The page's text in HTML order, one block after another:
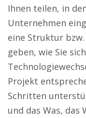
Ihnen teilen, in
Unternehmen
eine Struktur
geben, wie Sie
Projekt
Schritten
und das Was, das